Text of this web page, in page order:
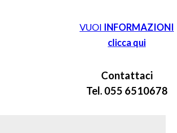
VUOI INFORMAZIONI
clicca qui
Contattaci
Tel. 055 6510678